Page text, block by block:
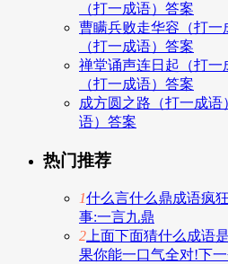
（打一成语）答案
曹瞒兵败走华容（打一
（打一成语）答案
禅堂诵声连日起（打一
（打一成语）答案
成方圆之路（打一成
语）答案
热门推荐
1什么言什么鼎成语疯
事:一言九鼎
2 上面下面猜什么成语
果你能一口气全对!下